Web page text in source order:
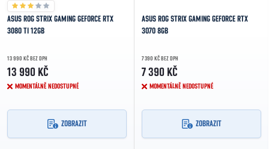
ASUS ROG STRIX GAMING GEFORCE RTX
3080 TI 12GB
13 990 KČ BEZ DPH
13 990 KČ
MOMENTÁLNĚ NEDOSTUPNÉ
ZOBRAZIT
ASUS ROG STRIX GAMING GEFORCE RTX
3070 8GB
7 390 KČ BEZ DPH
7 390 KČ
MOMENTÁLNĚ NEDOSTUPNÉ
ZOBRAZIT